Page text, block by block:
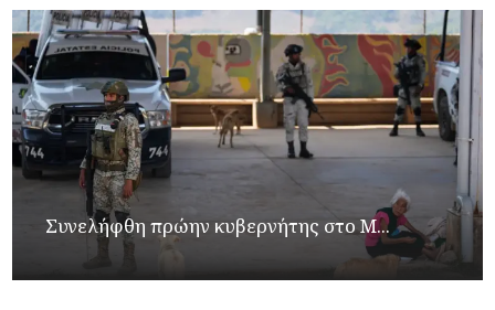
Συνελήφθη πρώην κυβερνήτης στο Μ...